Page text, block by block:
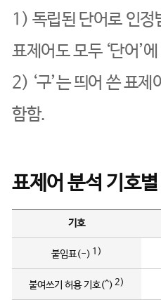
1) 독립된 단어로 인정
표제어도 모두 ‘단어’
2) ‘구’는 띄어 쓴 표
함함.
표제어 분석 기호
기호
붙임표(-) 1)
붙여쓰기 허용 기호(^) 2)